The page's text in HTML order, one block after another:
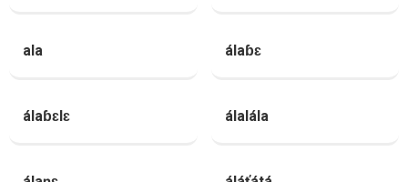
ala álaɓɛ
álaɓɛlɛ álalála